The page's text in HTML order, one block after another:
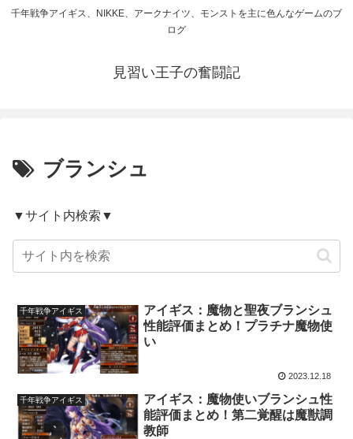
千年戦争アイギス、NIKKE、アークナイツ、モンストを主に色んなゲームのブ
ログ
見習い王子の奮闘記
ブランシュ
▼サイト内検索▼
千年戦争アイギス
アイギス：魔物と聖夜ブランシュ
性能評価まとめ！プラチナ魔物使
い
2023.12.18
千年戦争アイギス
アイギス：魔物使いブランシュ性
能評価まとめ！第二覚醒は魔獣調
教師